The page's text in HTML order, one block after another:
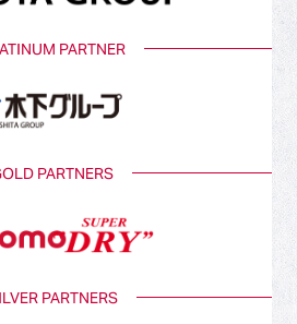
PARTNER
PARTNERS
PARTNERS